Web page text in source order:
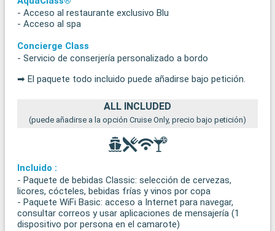
- Acceso al restaurante exclusivo Blu
- Acceso al spa
Concierge Class
- Servicio de conserjería personalizado a bordo
➡ El paquete todo incluido puede añadirse bajo petición.
ALL INCLUDED
(puede añadirse a la opción Cruise Only, precio bajo petición)
Incluido :
- Paquete de bebidas Classic: selección de cervezas,
licores, cócteles, bebidas frías y vinos por copa
- Paquete WiFi Basic: acceso a Internet para navegar,
consultar correos y usar aplicaciones de mensajería (1
dispositivo por persona en el camarote)